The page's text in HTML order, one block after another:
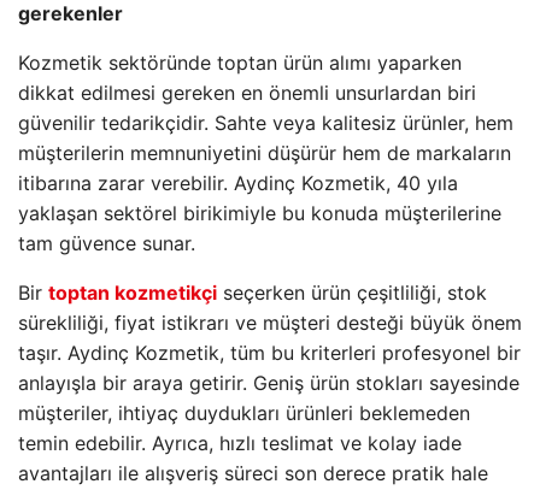
gerekenler
Kozmetik sektöründe toptan ürün alımı yaparken
dikkat edilmesi gereken en önemli unsurlardan biri
güvenilir tedarikçidir. Sahte veya kalitesiz ürünler, hem
müşterilerin memnuniyetini düşürür hem de markaların
itibarına zarar verebilir. Aydinç Kozmetik, 40 yıla
yaklaşan sektörel birikimiyle bu konuda müşterilerine
tam güvence sunar.
Bir toptan kozmetikçi seçerken ürün çeşitliliği, stok
sürekliliği, fiyat istikrarı ve müşteri desteği büyük önem
taşır. Aydinç Kozmetik, tüm bu kriterleri profesyonel bir
anlayışla bir araya getirir. Geniş ürün stokları sayesinde
müşteriler, ihtiyaç duydukları ürünleri beklemeden
temin edebilir. Ayrıca, hızlı teslimat ve kolay iade
avantajları ile alışveriş süreci son derece pratik hale